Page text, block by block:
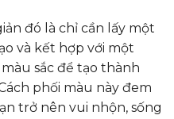
đó là chỉ cần lấy một
và kết hợp với một
sắc để tạo thành
phối màu này đem
trở nên vui nhộn, sống